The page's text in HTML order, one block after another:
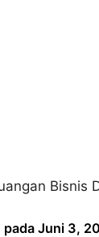
Juni 3,